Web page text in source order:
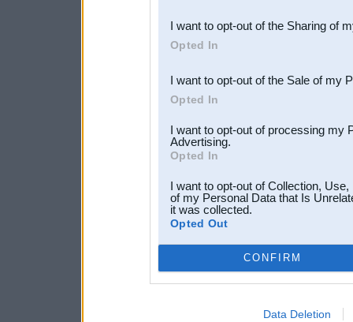
Downstream Participants
third parties.
I want to opt-out of the Sharing of
Opted In
I want to opt-out of the Sale of my
Opted In
I want to opt-out of processing my
Advertising.
Opted In
I want to opt-out of Collection,
of my Personal Data that Is
it was collected.
Opted Out
CONFIRM
Data Deletion